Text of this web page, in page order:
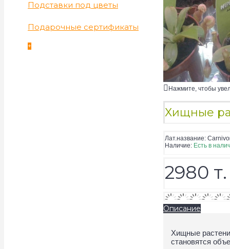
Подставки под цветы
Подарочные сертификаты
+
Нажмите, чтобы
Хищные
Лат.название:
Наличие: Есть в
2980 т.
Описание
Хищные
становятся